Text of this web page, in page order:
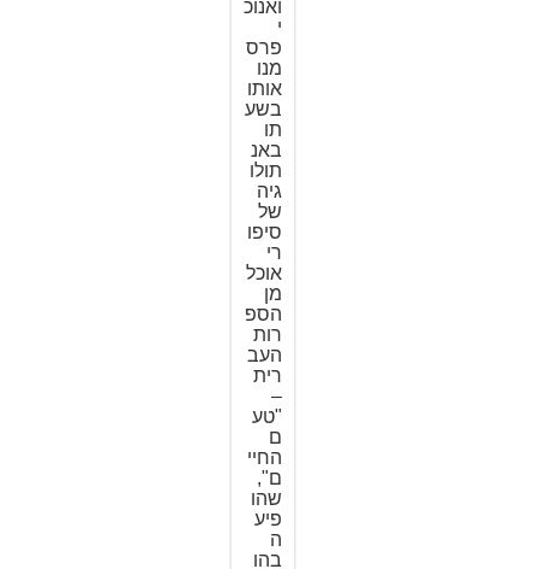
ואנוכ
י
פרס
מנו
אותו
בשע
תו
באנ
תולו
גיה
של
סיפו
רי
אוכל
מן
הספ
רות
העב
רית
–
"טע
ם
החיי
ם",
שהו
פיע
ה
בהו